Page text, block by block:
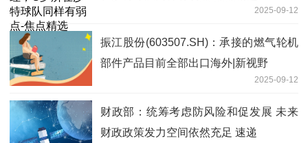
2025-09-12
振江股份(603507.SH)：承接的燃气轮机
部件产品目前全部出口海外|新视野
2025-09-12
财政部：统筹考虑防风险和促发展 未来
财政政策发力空间依然充足 速递